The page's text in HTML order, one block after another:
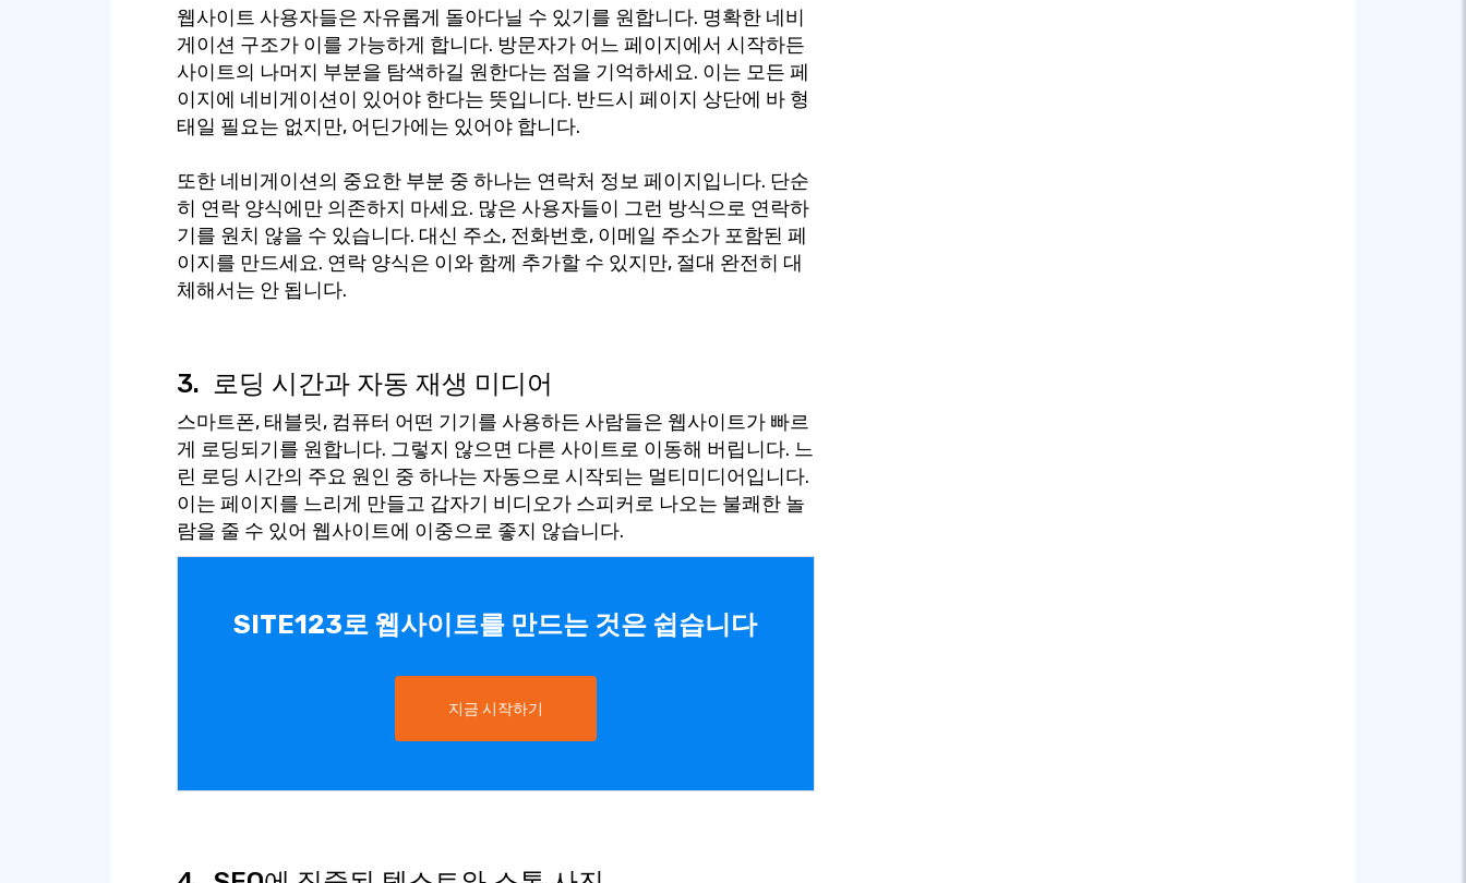
웹사이트 사용자들은 자유롭게 돌아다닐 수 있기를 원합니다. 명확한 네비
게이션 구조가 이를 가능하게 합니다. 방문자가 어느 페이지에서 시작하든
사이트의 나머지 부분을 탐색하길 원한다는 점을 기억하세요. 이는 모든 페
이지에 네비게이션이 있어야 한다는 뜻입니다. 반드시 페이지 상단에 바 형
태일 필요는 없지만, 어딘가에는 있어야 합니다.
또한 네비게이션의 중요한 부분 중 하나는 연락처 정보 페이지입니다. 단순
히 연락 양식에만 의존하지 마세요. 많은 사용자들이 그런 방식으로 연락하
기를 원치 않을 수 있습니다. 대신 주소, 전화번호, 이메일 주소가 포함된 페
이지를 만드세요. 연락 양식은 이와 함께 추가할 수 있지만, 절대 완전히 대
체해서는 안 됩니다.
3. 로딩 시간과 자동 재생 미디어
스마트폰, 태블릿, 컴퓨터 어떤 기기를 사용하든 사람들은 웹사이트가 빠르
게 로딩되기를 원합니다. 그렇지 않으면 다른 사이트로 이동해 버립니다. 느
린 로딩 시간의 주요 원인 중 하나는 자동으로 시작되는 멀티미디어입니다.
이는 페이지를 느리게 만들고 갑자기 비디오가 스피커로 나오는 불쾌한 놀
람을 줄 수 있어 웹사이트에 이중으로 좋지 않습니다.
SITE123로 웹사이트를 만드는 것은 쉽습니다
지금 시작하기